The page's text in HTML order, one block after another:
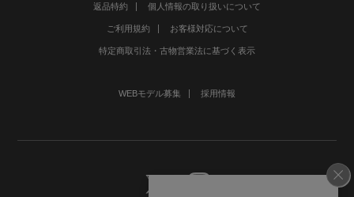
返品特約 個人情報の取り扱いについて
ご利用規約 お客様対応について
特定商取引法・古物営業法に基づく表示
WEBモデル募集 採用情報